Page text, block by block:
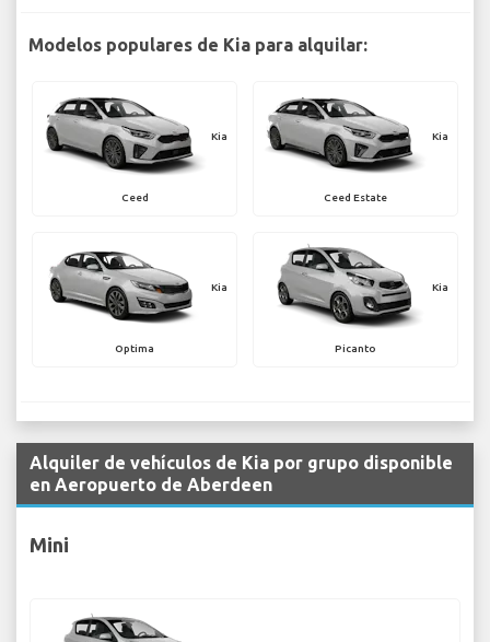
Modelos populares de Kia para alquilar:
Kia
Ceed
Kia
Ceed Estate
Kia
Optima
Kia
Picanto
Alquiler de vehículos de Kia por grupo disponible
en Aeropuerto de Aberdeen
Mini